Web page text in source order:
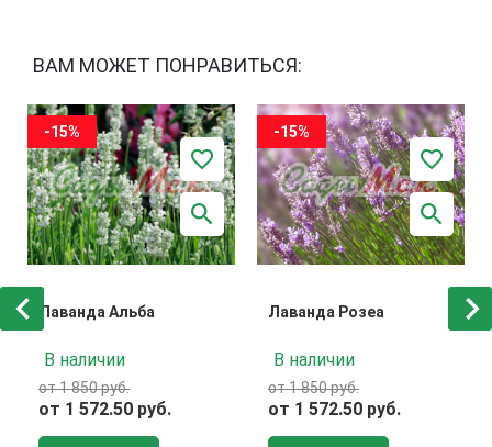
ВАМ МОЖЕТ ПОНРАВИТЬСЯ:
-15%
Лаванда Альба
В наличии
от 1 850 руб.
от 1 572.50 руб.
-15%
Лаванда Розеа
В наличии
от 1 850 руб.
от 1 572.50 руб.